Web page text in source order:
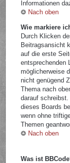
Informationen
Nach oben
Wie markiere
Durch Klicken
Beitragsansicht
auf die erste
entsprechenden
möglicherweise
nicht genügend
Thema nach
darauf
dieses Boards
wenn ohne
Themen
Nach oben
Was ist